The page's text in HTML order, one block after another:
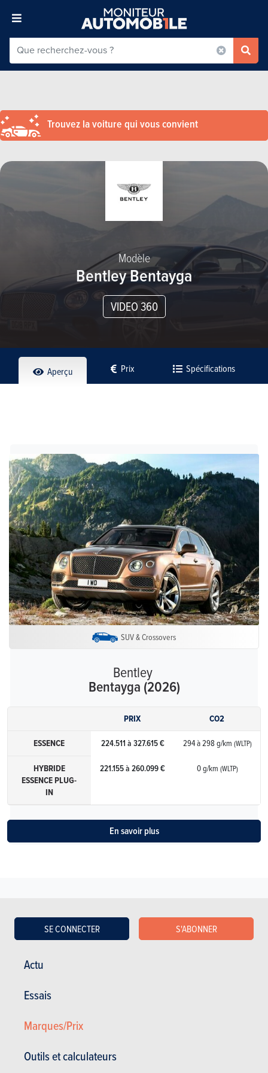
Actu
Essais
Marques/Prix
Outils et calculateurs
SE CONNECTER S'ABONNER
Trouvez la voiture qui vous convient
Modèle
Bentley Bentayga
VIDEO 360
Aperçu Prix Spécifications
SUV & Crossovers
Bentley
Bentayga (2026)
PRIX
CO2
ESSENCE
224.511 à 327.615 € 294 à 298 g/km (WLTP)
HYBRIDE
ESSENCE PLUG-
IN
221.155 à 260.099 € 0 g/km (WLTP)
En savoir plus
Voir les anciens modèles
ESSAIS
Nos essais